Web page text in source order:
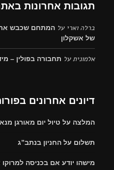
תגובות אחרונות
ברלה וארי על המתחם שכבש את
של אשקלון
אלמוניתעל תחבורה בפולין –
דיונים אחרונים
המלצה על טיול יום מאורגן
תשלום על החניון בנתב”ג
מישהו יודע אם בכניסה למרוקו